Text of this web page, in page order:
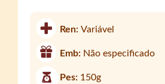
Ren:Variável
Emb: Não especificado
Pes: 150g